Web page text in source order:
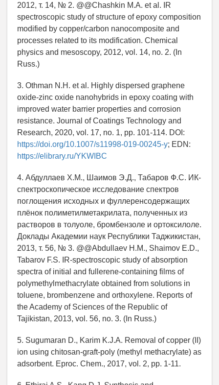
2012, т. 14, № 2. @@Chashkin M.A. et al. IR
spectroscopic study of structure of epoxy composition
modified by copper/carbon nanocomposite and
processes related to its modification. Chemical
physics and mesoscopy, 2012, vol. 14, no. 2. (In
Russ.)
3. Othman N.H. et al. Highly dispersed graphene
oxide-zinc oxide nanohybrids in epoxy coating with
improved water barrier properties and corrosion
resistance. Journal of Coatings Technology and
Research, 2020, vol. 17, no. 1, pp. 101-114. DOI:
https://doi.org/10.1007/s11998-019-00245-y; EDN:
https://elibrary.ru/YKWIBC
4. Абдуллаев Х.М., Шаимов Э.Д., Табаров Ф.С. ИК-
спектроскопическое исследование спектров
поглощения исходных и фуллеренсодержащих
плёнок полиметилметакрилата, полученных из
растворов в толуоле, бромбензоле и ортоксилоле.
Доклады Академии наук Республики Таджикистан,
2013, т. 56, № 3. @@Abdullaev H.M., Shaimov E.D.,
Tabarov F.S. IR-spectroscopic study of absorption
spectra of initial and fullerene-containing films of
polymethylmethacrylate obtained from solutions in
toluene, brombenzene and orthoxylene. Reports of
the Academy of Sciences of the Republic of
Tajikistan, 2013, vol. 56, no. 3. (In Russ.)
5. Sugumaran D., Karim K.J.A. Removal of copper (II)
ion using chitosan-graft-poly (methyl methacrylate) as
adsorbent. Eproc. Chem., 2017, vol. 2, pp. 1-11.